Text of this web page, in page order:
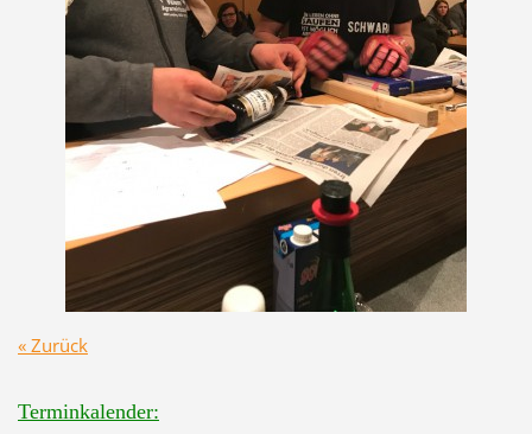
« Zurück
Terminkalender: